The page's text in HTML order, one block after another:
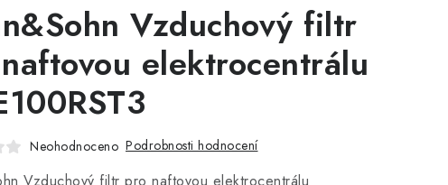
Vzduchový filtr
elektrocentrálu
Neohodnoceno Podrobnosti hodnocení